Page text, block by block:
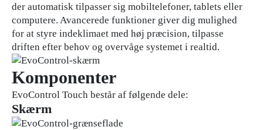
der automatisk tilpasser sig mobiltelefoner, tablets eller
computere. Avancerede funktioner giver dig mulighed
for at styre indeklimaet med høj præcision, tilpasse
driften efter behov og overvåge systemet i realtid.
Komponenter
EvoControl Touch består af følgende dele:
Skærm